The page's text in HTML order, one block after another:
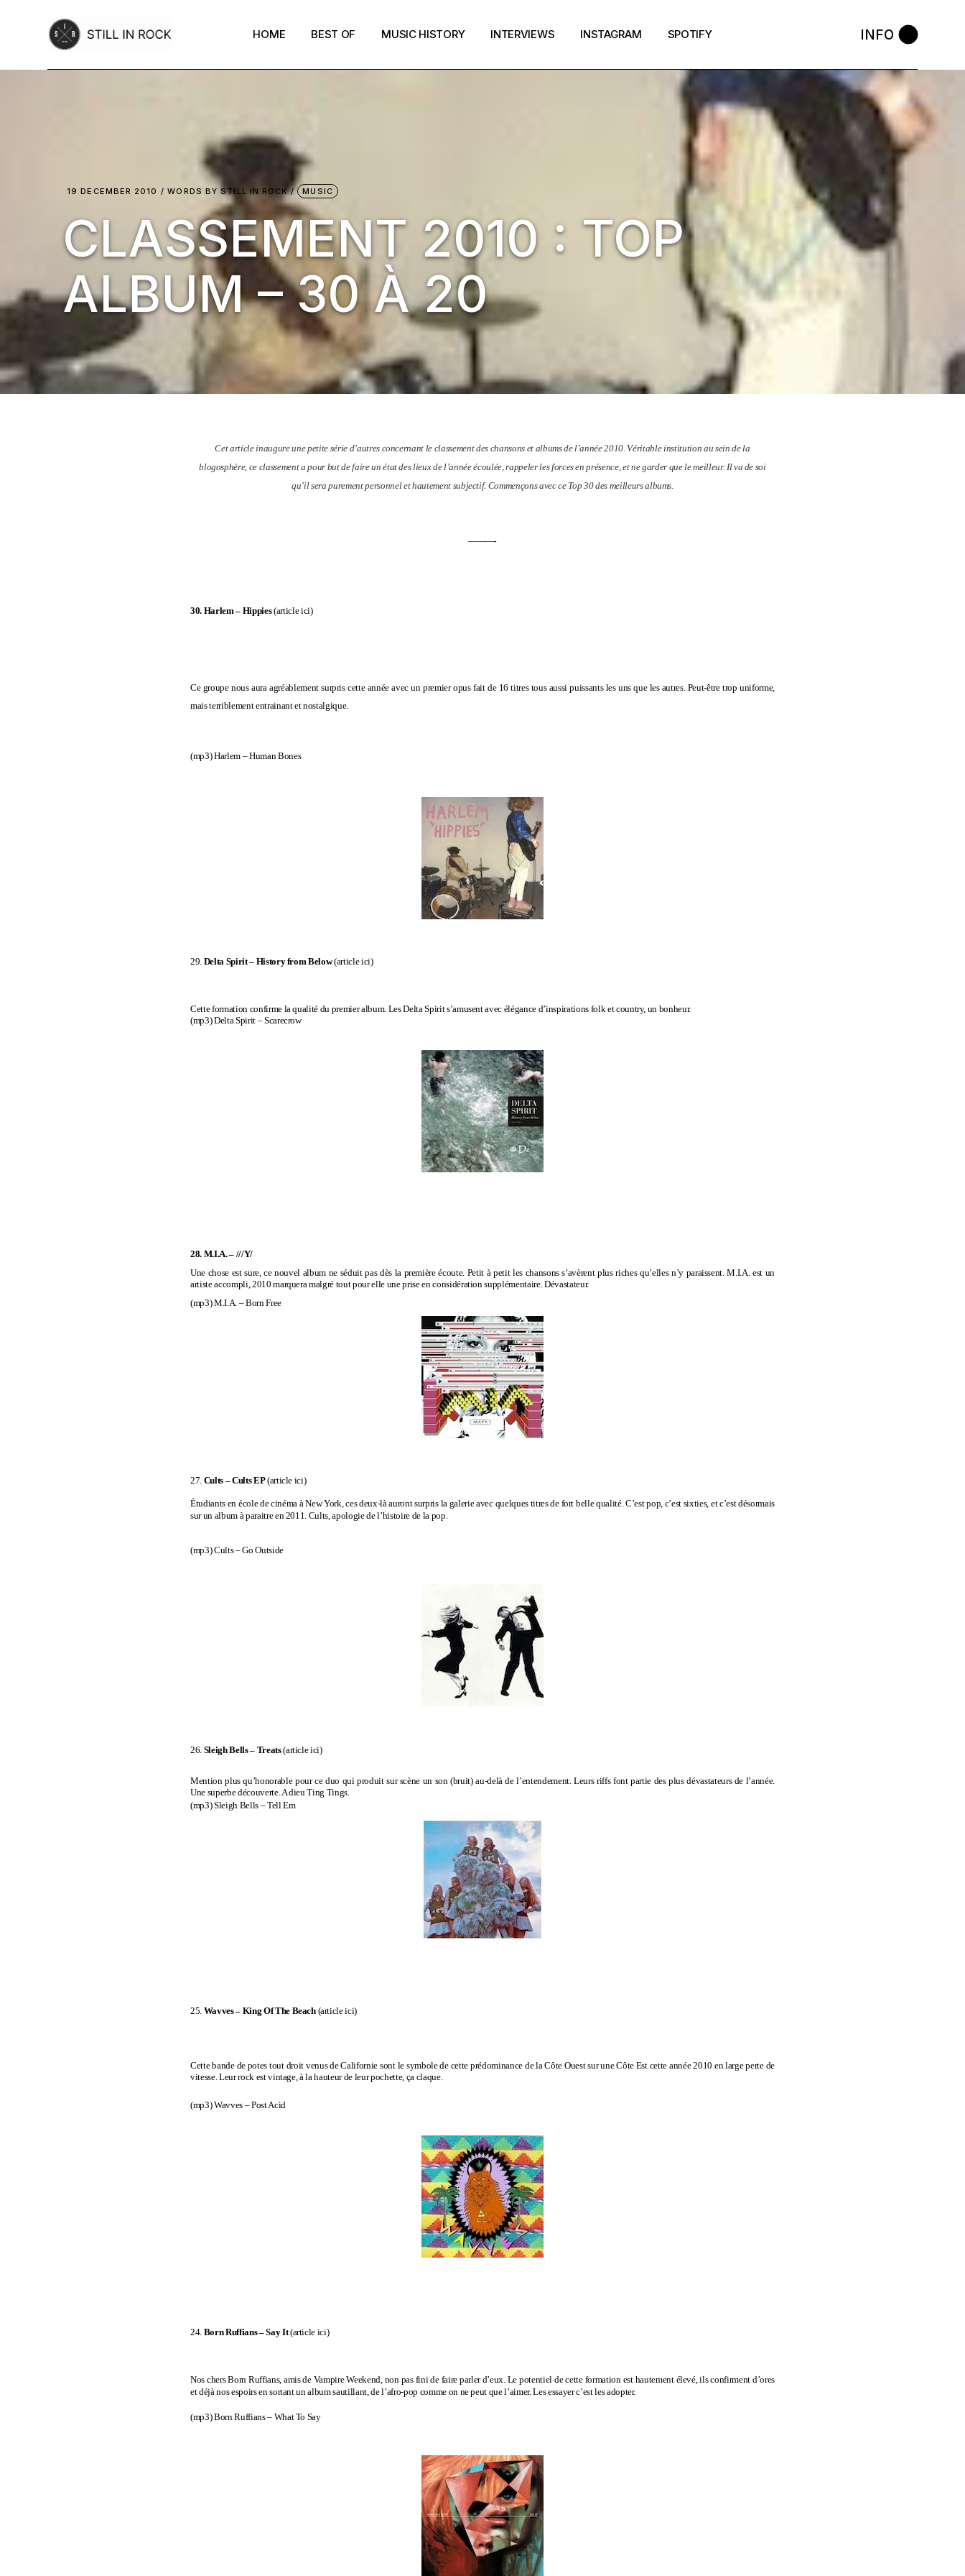
HOME BEST OF MUSIC HISTORY INTERVIEWS INSTAGRAM SPOTIFY INFO
19 DECEMBER 2010 WORDS BYSTILL IN ROCK MUSIC
CLASSEMENT 2010 : TOP
ALBUM – 30 À 20
Cet article inaugure une petite série d’autres concernant le classement des chansons et albums de l’année 2010. Véritable institution au sein de la
blogosphère, ce classement a pour but de faire un état des lieux de l’année écoulée, rappeler les forces en présence, et ne garder que le meilleur. Il va de soi
qu’il sera purement personnel et hautement subjectif. Commençons avec ce Top 30 des meilleurs albums.
———-
30. Harlem – Hippies(article ici)
Ce groupe nous aura agréablement surpris cette année avec un premier opus fait de 16 titres tous aussi puissants les uns que les autres. Peut-être trop uniforme,
mais terriblement entrainant et nostalgique.
(mp3)Harlem – Human Bones
29. Delta Spirit – History from Below(article ici)
Cette formation confirme la qualité du premier album. Les Delta Spirit s’amusent avec élégance d’inspirations folk et country, un bonheur.
(mp3)Delta Spirit – Scarecrow
28. M.I.A. – ///Y/
Une chose est sure, ce nouvel album ne séduit pas dès la première écoute. Petit à petit les chansons s’avèrent plus riches qu’elles n’y paraissent. M.I.A. est un
artiste accompli, 2010 marquera malgré tout pour elle une prise en considération supplémentaire. Dévastateur.
(mp3)M.I.A. – Born Free
27. Cults – Cults EP(article ici)
Étudiants en école de cinéma à New York, ces deux-là auront surpris la galerie avec quelques titres de fort belle qualité. C’est pop, c’est sixties, et c’est désormais
sur un album à paraitre en 2011. Cults, apologie de l’histoire de la pop.
(mp3)Cults – Go Outside
26. Sleigh Bells – Treats(article ici)
Mention plus qu’honorable pour ce duo qui produit sur scène un son (bruit) au-delà de l’entendement. Leurs riffs font partie des plus dévastateurs de l’année.
Une superbe découverte. A dieu Ting Tings.
(mp3)Sleigh Bells – Tell Em
25.Wavves – King Of The Beach (article ici)
Cette bande de potes tout droit venus de Californie sont le symbole de cette prédominance de la Côte Ouest sur une Côte Est cette année 2010 en large perte de
vitesse. Leur rock est vintage, à la hauteur de leur pochette, ça claque.
(mp3)Wavves – Post Acid
24. Born Ruffians – Say It(article ici)
Nos chers Born Ruffians, amis de Vampire Weekend, non pas fini de faire parler d’eux. Le potentiel de cette formation est hautement élevé, ils confirment d’ores
et déjà nos espoirs en sortant un album sautillant, de l’afro-pop comme on ne peut que l’aimer. Les essayer c’est les adopter.
(mp3)Born Ruffians – What To Say